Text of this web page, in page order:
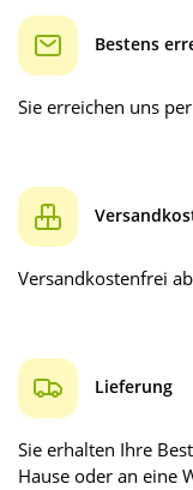
Bestens
Sie erreichen uns
Versandkostenfrei
Lieferung
Sie erhalten Ihre
Hause oder an eine